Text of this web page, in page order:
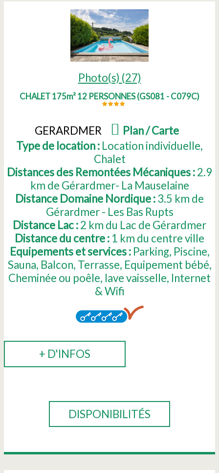
Photo(s) (27)
CHALET 175m² 12 PERSONNES(GS081 - C079C)
GERARDMER Plan / Carte)
Type de location : Location individuelle
Chalet
Distances des Remontées Mécaniques :2.9
km de Gérardmer- La Mauselaine
Distance Domaine Nordique :3.5 km de
Gérardmer - Les Bas Rupts
Distance Lac :2 km du Lac de Gérardmer
Distance du centre : 1 km du centre ville
Equipements et services : Parking Piscine
Sauna Balcon Terrasse Equipement bébé
Cheminée ou poêle lave vaisselle Internet
& Wifi
+ D'INFOS
DISPONIBILITÉS